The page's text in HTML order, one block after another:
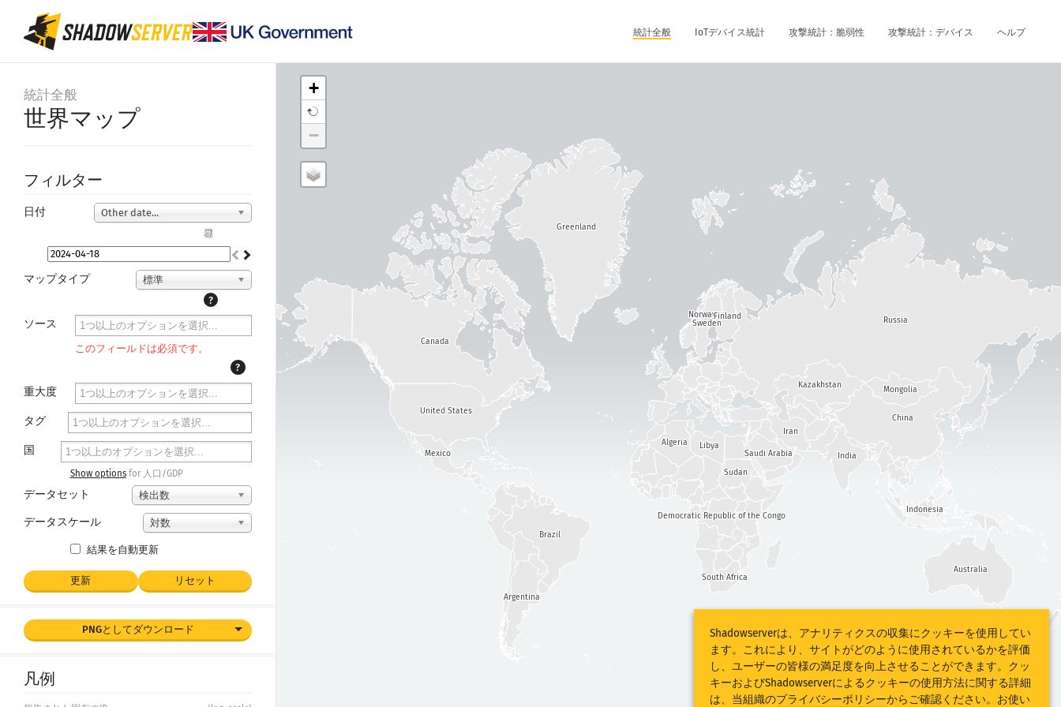
統計全般 IoTデバイス統計 攻撃統計：脆弱性 攻撃統計：デバイス ヘルプ
統計全般
世界マップ
フィルター
日付 Other date...
📆
マップタイプ
標準
?
ソース
このフィールドは必須です。
?
重大度
タグ
国
Show optionsfor 人口/GDP
データセット 検出数
データスケール 対数
結果を自動更新
更新 リセット
PNGとしてダウンロード
凡例
Indonesia
Argentina
India
China
Democratic Republic of the Congo
South Africa
Kazakhstan
Brazil
Mongolia
Russia
Norway
Sweden
Finland
Libya
Sudan
Iran
Saudi Arabia
Algeria
United States
Canada
Mexico
Australia
Greenland
+
−
Shadowserverは、アナリティクスの収集にクッキーを使用してい
ます。これにより、サイトがどのように使用されているかを評価
し、ユーザーの皆様の満足度を向上させることができます。クッ
キーおよびShadowserverによるクッキーの使用方法に関する詳細
は、当組織のプライバシーポリシーからご確認ください。お使い